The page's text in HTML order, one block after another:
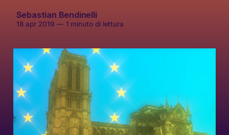
Sebastian Bendinelli
18 apr 2019 —1 minuto di lettura